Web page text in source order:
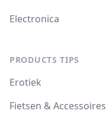
Electronica
PRODUCTS TIPS
Erotiek
Fietsen & Accessoires